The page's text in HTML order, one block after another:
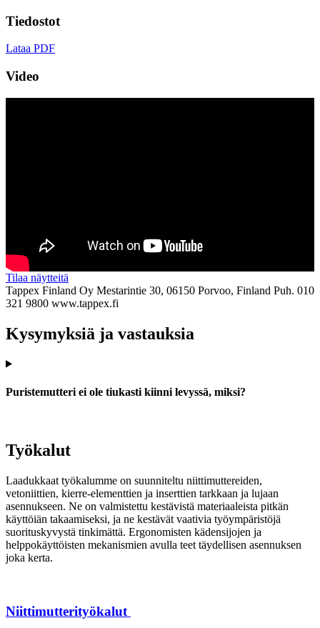
Tiedostot
Lataa PDF
Video
Tilaa näytteitä
Tappex Finland Oy Mestarintie 30, 06150 Porvoo, Finland Puh. 010
321 9800 www.tappex.fi
Kysymyksiä ja vastauksia
Puristemutteri ei ole tiukasti kiinni levyssä, miksi?
Työkalut
Laadukkaat työkalumme on suunniteltu niittimuttereiden,
vetoniittien, kierre-elementtien ja inserttien tarkkaan ja lujaan
asennukseen. Ne on valmistettu kestävistä materiaaleista pitkän
käyttöiän takaamiseksi, ja ne kestävät vaativia työympäristöjä
suorituskyvystä tinkimättä. Ergonomisten kädensijojen ja
helppokäyttöisten mekanismien avulla teet täydellisen asennuksen
joka kerta.
Niittimutterityökalut